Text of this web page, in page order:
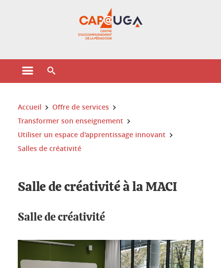
Ouvrir le menu principal
Vous êtes ici :
Accueil
Offre de services
Transformer son enseignement
Utiliser un espace d'apprentissage innovant
Salles de créativité
Salle de créativité à la MACI
Salle de créativité